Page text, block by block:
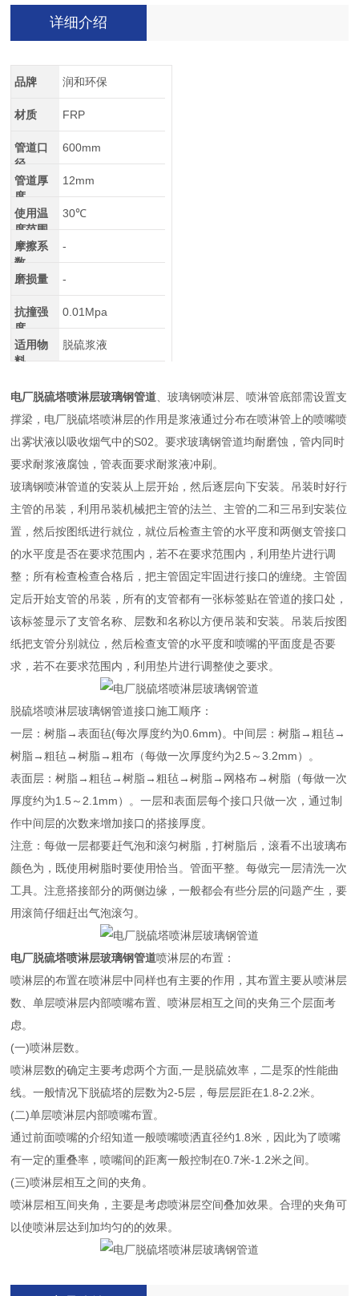
详细介绍
品牌 润和环保
材质 FRP
管道口
径
600mm
管道厚
度
12mm
使用温
度范围
30℃
摩擦系
数
-
磨损量 -
抗撞强
度
0.01Mpa
适用物
料
脱硫浆液
电厂脱硫塔喷淋层玻璃钢管道 、玻璃钢喷淋层、喷淋管底部需设置支
撑梁，电厂脱硫塔喷淋层的作用是浆液通过分布在喷淋管上的喷嘴喷
出雾状液以吸收烟气中的S02。要求玻璃钢管道均耐磨蚀，管内同时
要求耐浆液腐蚀，管表面要求耐浆液冲刷。
玻璃钢喷淋管道的安装从上层开始，然后逐层向下安装。吊装时好行
主管的吊装，利用吊装机械把主管的法兰、主管的二和三吊到安装位
置，然后按图纸进行就位，就位后检查主管的水平度和两侧支管接口
的水平度是否在要求范围内，若不在要求范围内，利用垫片进行调
整；所有检查检查合格后，把主管固定牢固进行接口的缠绕。主管固
定后开始支管的吊装，所有的支管都有一张标签贴在管道的接口处，
该标签显示了支管名称、层数和名称以方便吊装和安装。吊装后按图
纸把支管分别就位，然后检查支管的水平度和喷嘴的平面度是否要
求，若不在要求范围内，利用垫片进行调整使之要求。
脱硫塔喷淋层玻璃钢管道接口施工顺序：
一层：树脂→表面毡(每次厚度约为0.6mm)。中间层：树脂→粗毡→
树脂→粗毡→树脂→粗布（每做一次厚度约为2.5～3.2mm）。
表面层：树脂→粗毡→树脂→粗毡→树脂→网格布→树脂（每做一次
厚度约为1.5～2.1mm）。一层和表面层每个接口只做一次，通过制
作中间层的次数来增加接口的搭接厚度。
注意：每做一层都要赶气泡和滚匀树脂，打树脂后，滚看不出玻璃布
颜色为，既使用树脂时要使用恰当。管面平整。每做完一层清洗一次
工具。注意搭接部分的两侧边缘，一般都会有些分层的问题产生，要
用滚筒仔细赶出气泡滚匀。
电厂脱硫塔喷淋层玻璃钢管道喷淋层的布置：
喷淋层的布置在喷淋层中同样也有主要的作用，其布置主要从喷淋层
数、单层喷淋层内部喷嘴布置、喷淋层相互之间的夹角三个层面考
虑。
(一)喷淋层数。
喷淋层数的确定主要考虑两个方面,一是脱硫效率，二是泵的性能曲
线。一般情况下脱硫塔的层数为2-5层，每层层距在1.8-2.2米。
(二)单层喷淋层内部喷嘴布置。
通过前面喷嘴的介绍知道一般喷嘴喷洒直径约1.8米，因此为了喷嘴
有一定的重叠率，喷嘴间的距离一般控制在0.7米-1.2米之间。
(三)喷淋层相互之间的夹角。
喷淋层相互间夹角，主要是考虑喷淋层空间叠加效果。合理的夹角可
以使喷淋层达到加均匀的的效果。